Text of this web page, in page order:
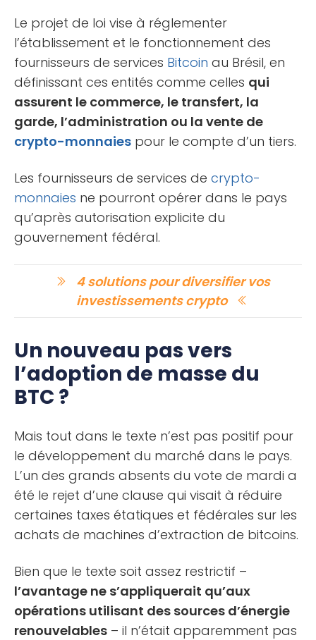
Le projet de loi vise à réglementer
l’établissement et le fonctionnement des
fournisseurs de services Bitcoin au Brésil, en
définissant ces entités comme celles qui
assurent le commerce, le transfert, la
garde, l’administration ou la vente de
crypto-monnaies pour le compte d’un tiers.
Les fournisseurs de services de crypto-
monnaies ne pourront opérer dans le pays
qu’après autorisation explicite du
gouvernement fédéral.
4 solutions pour diversifier vos
investissements crypto
Un nouveau pas vers
l’adoption de masse du
BTC ?
Mais tout dans le texte n’est pas positif pour
le développement du marché dans le pays.
L’un des grands absents du vote de mardi a
été le rejet d’une clause qui visait à réduire
certaines taxes étatiques et fédérales sur les
achats de machines d’extraction de bitcoins.
Bien que le texte soit assez restrictif –
l’avantage ne s’appliquerait qu’aux
opérations utilisant des sources d’énergie
renouvelables – il n’était apparemment pas